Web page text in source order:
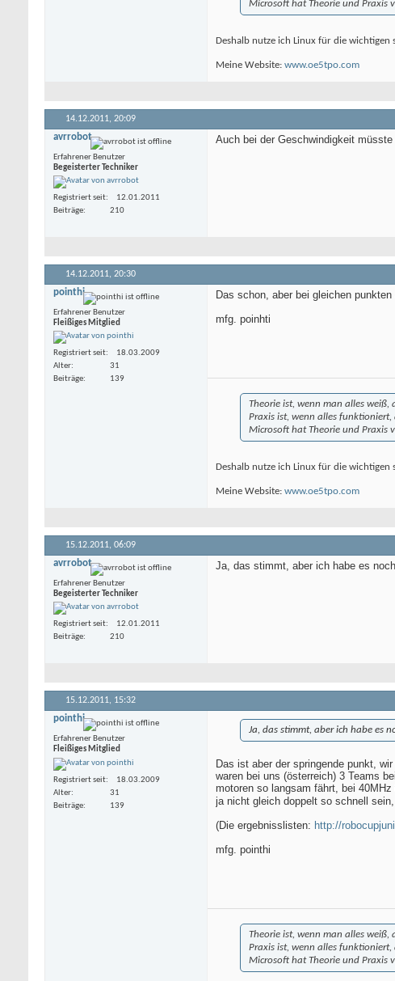
Microsoft hat Theorie und Praxis
Deshalb nutze ich Linux für die wichtigen
Meine Website: www.oe5tpo.com
14.12.2011, 20:09
avrrobot
Erfahrener Benutzer
Begeisterter Techniker
Registriert seit
12.01.2011
Beiträge
210
Auch bei der Geschwindigkeit
14.12.2011, 20:30
pointhi
Erfahrener Benutzer
Fleißiges Mitglied
Registriert seit
18.03.2009
Alter
31
Beiträge
139
Das schon, aber bei gleichen
mfg. poinhti
Theorie ist, wenn man alles weiß,
Praxis ist, wenn alles
Microsoft hat Theorie und Praxis
Deshalb nutze ich Linux für die wichtigen
Meine Website: www.oe5tpo.com
15.12.2011, 06:09
avrrobot
Erfahrener Benutzer
Begeisterter Techniker
Registriert seit
12.01.2011
Beiträge
210
Ja, das stimmt, aber ich habe es
15.12.2011, 15:32
pointhi
Erfahrener Benutzer
Fleißiges Mitglied
Registriert seit
18.03.2009
Alter
31
Beiträge
139
Ja, das stimmt, aber ich habe es
Das ist aber der springende punkt,
waren bei uns (österreich) 3 Teams
motoren so langsam fährt, bei
ja nicht gleich doppelt so schnell
(Die ergebnisslisten: http://
mfg. pointhi
Theorie ist, wenn man alles weiß,
Praxis ist, wenn alles
Microsoft hat Theorie und Praxis